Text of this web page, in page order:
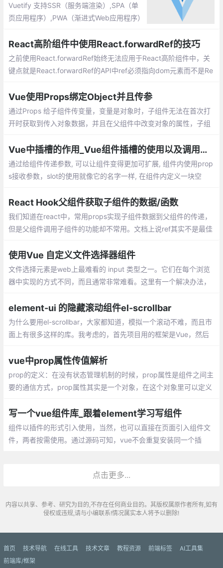
Vuetify 支持SSR（服务端渲染）,SPA（单
页应用程序）,PWA（渐进式Web应用程序）
框架，试图推动前端开发发展到一个新的水
平。
React高阶组件中使用React.forwardRef的技巧
之前使用React.forwardRef始终无法应用于React高阶组件中，关
键点就是React.forwardRef的API中ref必须指向dom元素而不是Re
Vue使用Props绑定Object并且传参
通过Props 给子组件传变量，变量是对象时，子组件无法在首次打
开时获取到传入对象数据，并且在父组件中改变对象的属性，子组
Vue中插槽的作用_Vue组件插槽的使用以及调用组件内的方法
通过给组件传递参数, 可以让组件变得更加可扩展, 组件内使用prop
s接收参数，slot的使用就像它的名字一样, 在组件内定义一块空
就是把组件内的数据带出来
React Hook父组件获取子组件的数据/函数
我们知道在react中，常用props实现子组件数据到父组件的传递，
但是父组件调用子组件的功能却不常用。文档上说ref其实不是最佳
是hook的讲的太少
使用Vue 自定义文件选择器组件
文件选择元素是web上最难看的 input 类型之一。它们在每个浏览
器中实现的方式不同，而且通常非常难看。这里有一个解决办法，
element-ui 的隐藏滚动组件el-scrollbar
为什么要用el-scrollbar，大家都知道，模拟一个滚动不难，而且市
面上有很多这样的库。我考虑的，首先项目用的框架是Vue，然后
vue中prop属性传值解析
prop的定义：在没有状态管理机制的时候，prop属性是组件之间主
要的通信方式，prop属性其实是一个对象，在这个对象里可以定义
可以定义属性的类型，也可以定义属性的初始值。
写一个vue组件库_跟着element学习写组件
组件以插件的形式引入使用，当然，也可以直接在页面引入组件文
件，两者按需使用。通过源码可知，vue不会重复安装同一个插
点击更多...
内容以共享、参考、研究为目的,不存在任何商业目的。其版权属原作者所有,如有
侵权或违规,请与小编联系!情况属实本人将予以删除!
首页 技术导航 在线工具 技术文章 教程资源 前端标签
AI工具集
前端库/框架